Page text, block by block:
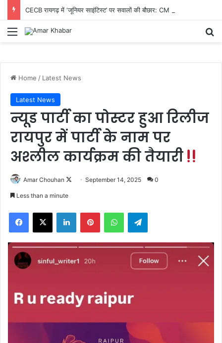
Menu
Home / Latest News
Latest News
न्यूड पार्टी का पोस्टर हुआ रिलीज
रायपुर में पार्टी के नाम पर
अश्लील कार्यक्रम की तैयारी
Amar Chouhan
FollowSeptember 14, 2025 0
Less than a minute
Facebook
X LinkedInPinterestWhatsAppTelegram